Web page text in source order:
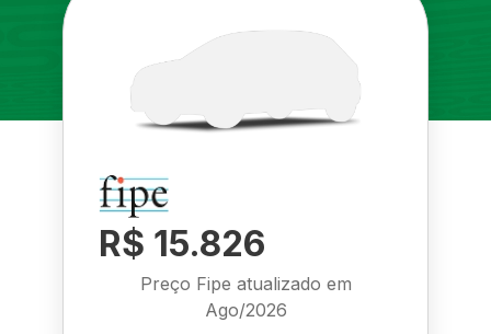
R$ 15.826
Preço Fipe atualizado em
Ago/2026